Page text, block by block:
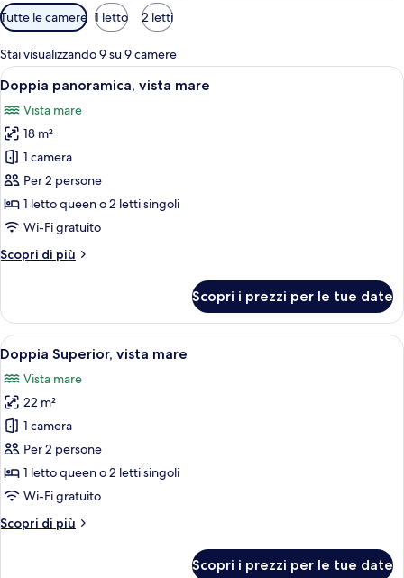
Filtri
disponibili
per
le
camere
Tutte le camere 1 letto 2 letti
Stai visualizzando 9 su 9 camere
Apri
tutte
le
foto
per
Doppia
panoramica,
vista
Una camera da letto con un letto,
5
Doppia panoramica, vista mare
Vista mare
18 m²
1 camera
Per 2 persone
1 letto queen o 2 letti singoli
Wi-Fi gratuito
Scopri di più
Altri
panoramica,
vista
mare
Scopri i prezzi per le tue date
Apri
tutte
le
foto
per
Doppia
Superior,
vista
Un balcone con tavolo e sedie che si
3
Doppia Superior, vista mare
Vista mare
22 m²
1 camera
Per 2 persone
1 letto queen o 2 letti singoli
Wi-Fi gratuito
Scopri di più
Altri
Scopri i prezzi per le tue date